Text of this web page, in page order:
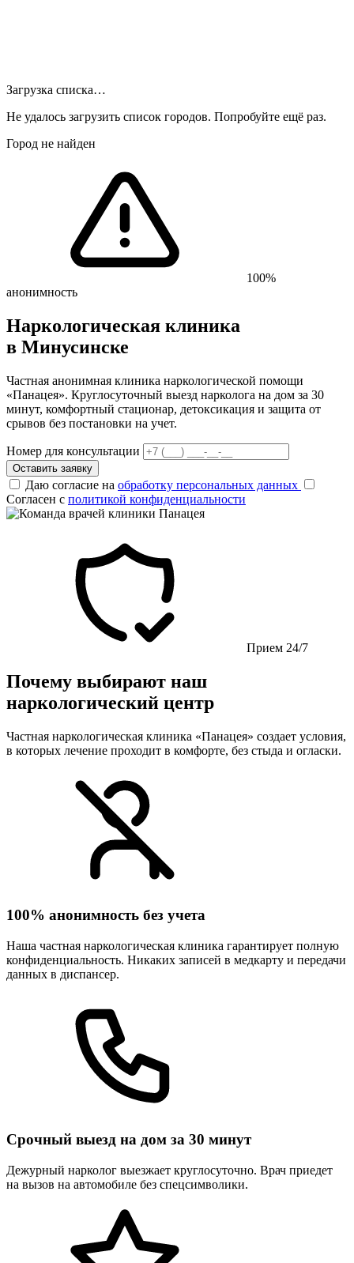
Загрузка списка…
Не удалось загрузить список городов. Попробуйте ещё раз.
Город не найден
100%
анонимность
Наркологическая клиника
в Минусинске
Частная анонимная клиника наркологической помощи
«Панацея». Круглосуточный выезд нарколога на дом за 30
минут, комфортный стационар, детоксикация и защита от
срывов без постановки на учет.
Номер для консультации
Оставить заявку
Даю согласие на обработку персональных данных
Согласен с политикой конфиденциальности
Прием 24/7
Почему выбирают наш
наркологический центр
Частная наркологическая клиника «Панацея» создает условия,
в которых лечение проходит в комфорте, без стыда и огласки.
100% анонимность без учета
Наша частная наркологическая клиника гарантирует полную
конфиденциальность. Никаких записей в медкарту и передачи
данных в диспансер.
Срочный выезд на дом за 30 минут
Дежурный нарколог выезжает круглосуточно. Врач приедет
на вызов на автомобиле без спецсимволики.